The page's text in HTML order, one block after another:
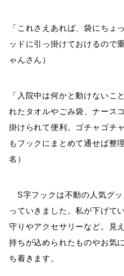
「これさえあれば、袋にちょ
ッドに引っ掛けておけるので
ゃんさん）
「入院中は何かと動けないこ
れたタオルやごみ袋、ナース
掛けられて便利。ゴチャゴチ
もフックにまとめて通せば整
名）
S字フックは不動の人気グ
っていきました。私が下げて
守りやアクセサリーなど。見
持ちが込められたものやお気
ち着きます。